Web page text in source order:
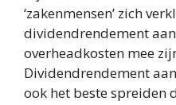
‘zakenmensen’ zich
dividendrendement
overheadkosten mee
Dividendrendement
ook het beste spreiden